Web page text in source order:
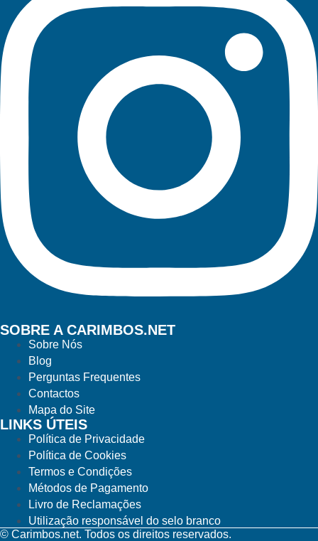
SOBRE A CARIMBOS.NET
Sobre Nós
Blog
Perguntas Frequentes
Contactos
Mapa do Site
LINKS ÚTEIS
Política de Privacidade
Política de Cookies
Termos e Condições
Métodos de Pagamento
Livro de Reclamações
Utilização responsável do selo branco
© Carimbos.net. Todos os direitos reservados.